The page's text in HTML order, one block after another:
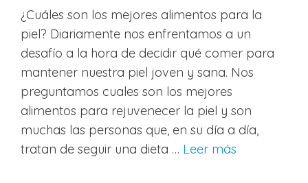
¿Cuáles son los mejores alimentos para la
piel? Diariamente nos enfrentamos a un
desafío a la hora de decidir qué comer para
mantener nuestra piel joven y sana. Nos
preguntamos cuales son los mejores
alimentos para rejuvenecer la piel y son
muchas las personas que, en su día a día,
tratan de seguir una dieta … Leer más